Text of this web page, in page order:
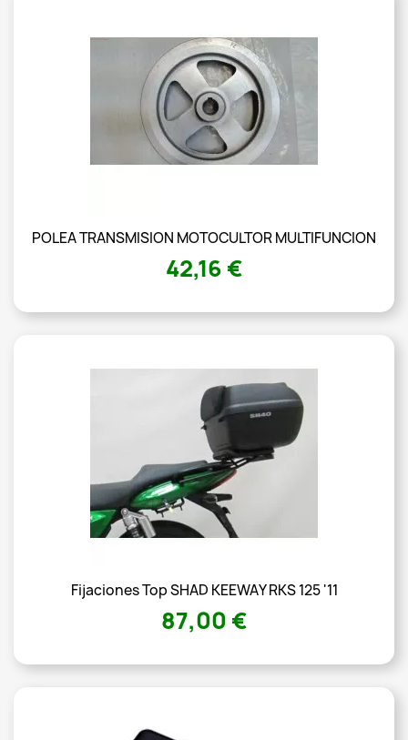
POLEA TRANSMISION MOTOCULTOR MULTIFUNCION
42,16 €
Fijaciones Top SHAD KEEWAY RKS 125 '11
87,00 €